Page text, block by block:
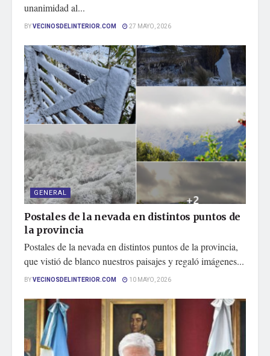
unanimidad al...
BYVECINOSDELINTERIOR.COM 27 MAYO, 2026
GENERAL
Postales de la nevada en distintos puntos de
la provincia
Postales de la nevada en distintos puntos de la provincia,
que vistió de blanco nuestros paisajes y regaló imágenes...
BYVECINOSDELINTERIOR.COM 10 MAYO, 2026